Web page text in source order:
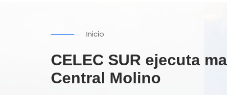
Inicio
CELEC SUR ejecuta
Central Molino